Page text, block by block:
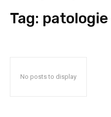
Tag:
No posts to display